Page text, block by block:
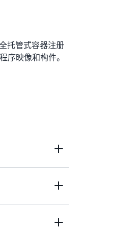
托管式容器注册
序映像和构件。
行漏洞评测扫
管理环境。